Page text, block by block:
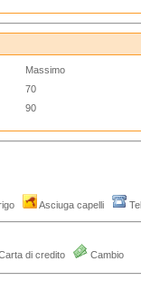
Massimo
70
90
Asciuga capelli
di credito Cambio